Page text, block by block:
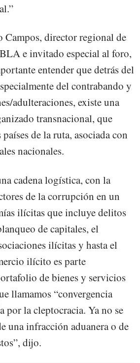
Campos, director regional de
e invitado especial al foro,
entender que detrás del
del contrabando y
adulteraciones, existe una
transnacional, que
de la ruta, asociada con
nacionales.
cadena logística, con la
de la corrupción en un
ilícitas que incluye delitos
de capitales, el
ilícitas y hasta el
ilícito es parte
de bienes y servicios
llamamos “convergencia
por la cleptocracia. Ya no se
una infracción aduanera o de
dijo.